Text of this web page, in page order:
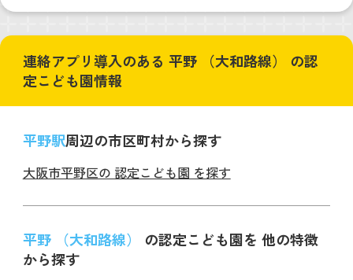
連絡アプリ導入のある 平野 （大和路線） の認
定こども園情報
平野駅周辺の市区町村から探す
大阪市平野区の 認定こども園 を探す
平野 （大和路線） の認定こども園を 他の特徴
から探す